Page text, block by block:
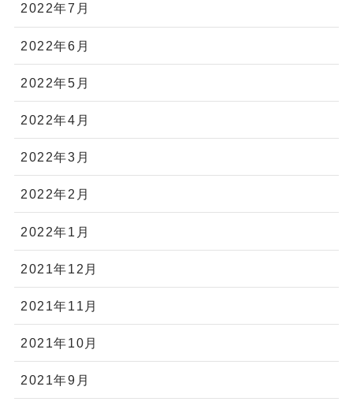
2022年7月
2022年6月
2022年5月
2022年4月
2022年3月
2022年2月
2022年1月
2021年12月
2021年11月
2021年10月
2021年9月